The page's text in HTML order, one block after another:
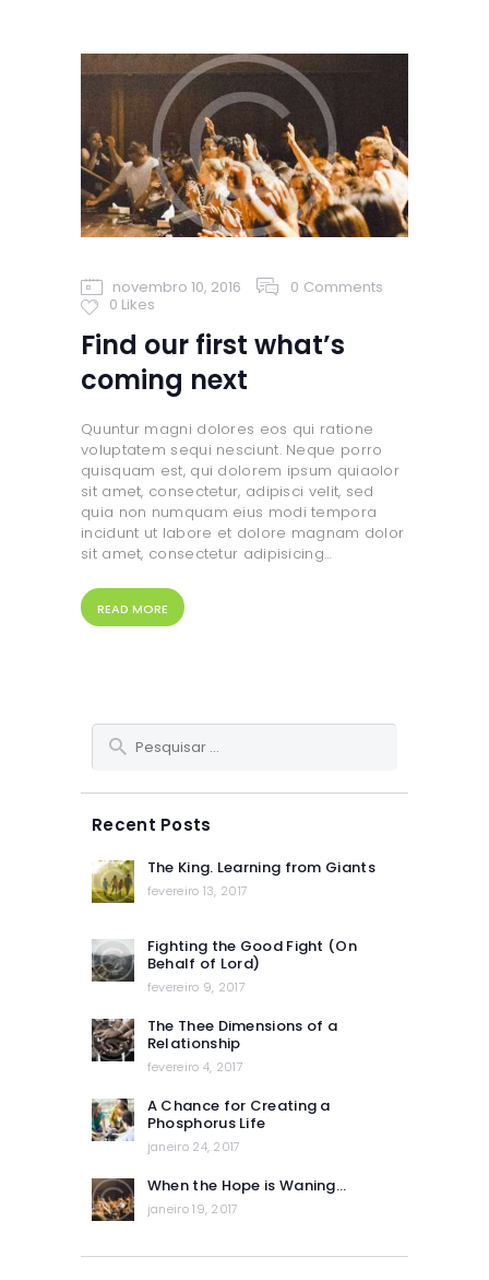
novembro 10, 2016 0 Comments
0 Likes
Find our first what’s
coming next
Quuntur magni dolores eos qui ratione
voluptatem sequi nesciunt. Neque porro
quisquam est, qui dolorem ipsum quiaolor
sit amet, consectetur, adipisci velit, sed
quia non numquam eius modi tempora
incidunt ut labore et dolore magnam dolor
sit amet, consectetur adipisicing…
READ MORE
Pesquisar
por:
Recent Posts
The King. Learning from Giants
fevereiro 13, 2017
Fighting the Good Fight (On
Behalf of Lord)
fevereiro 9, 2017
The Thee Dimensions of a
Relationship
fevereiro 4, 2017
A Chance for Creating a
Phosphorus Life
janeiro 24, 2017
When the Hope is Waning…
janeiro 19, 2017